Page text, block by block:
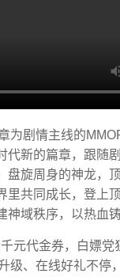
为剧情主线的
代新的篇章，跟随
盘旋周身的神龙，
里共同成长，登上
域秩序，以热血铸
元代金券，白嫖
级、在线好礼不停